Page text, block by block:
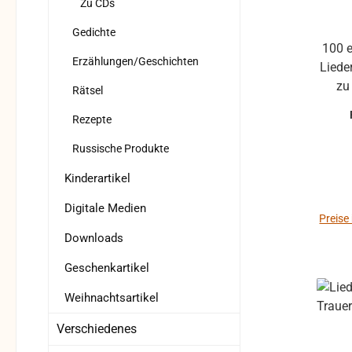
Zu CDs
Gedichte
Erzählungen/Geschichten
Rätsel
Rezepte
Russische Produkte
Kinderartikel
Digitale Medien
Downloads
Geschenkartikel
Weihnachtsartikel
Verschiedenes
100
zu
Nr. 74